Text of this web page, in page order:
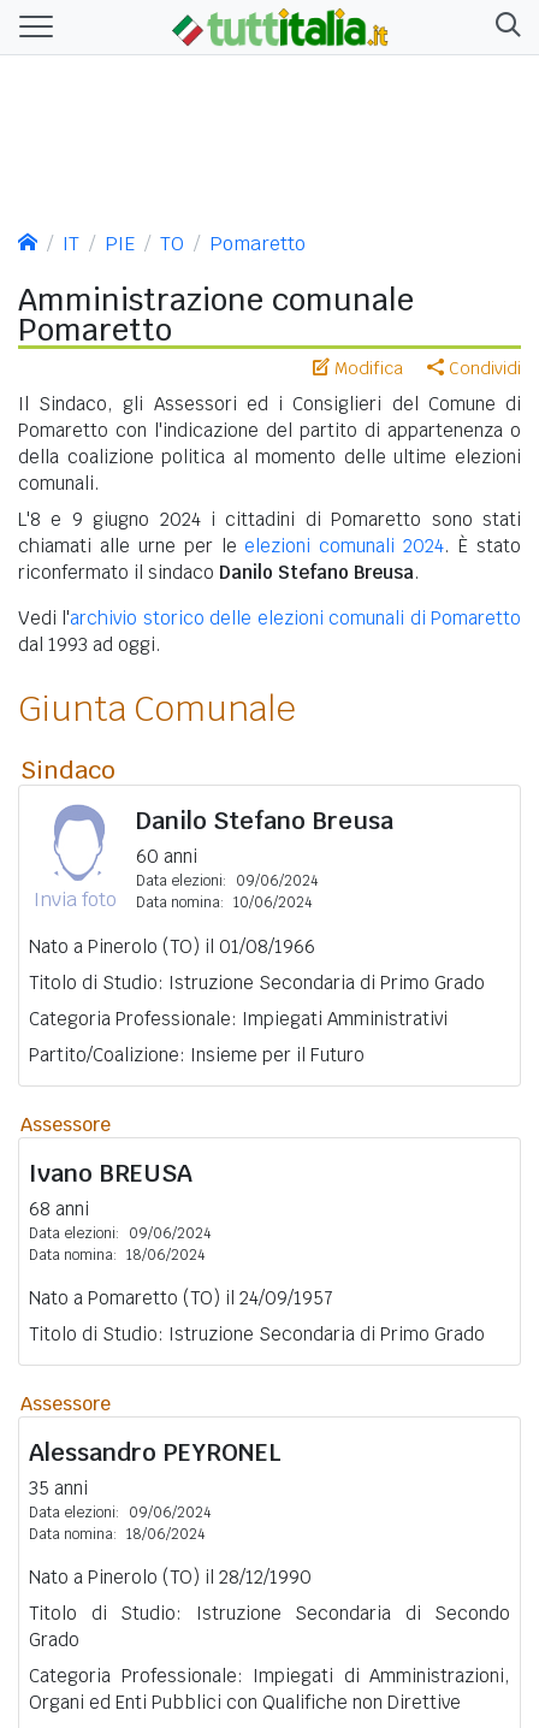
IT PIE TO Pomaretto
Amministrazione comunale
Pomaretto
Modifica Condividi
Il Sindaco, gli Assessori ed i Consiglieri del Comune di
Pomaretto con l'indicazione del partito di appartenenza o
della coalizione politica al momento delle ultime elezioni
comunali.
L'8 e 9 giugno 2024 i cittadini di Pomaretto sono stati
chiamati alle urne per le elezioni comunali 2024. È stato
riconfermato il sindaco Danilo Stefano Breusa.
Vedi l'archivio storico delle elezioni comunali di Pomaretto
dal 1993 ad oggi.
Giunta Comunale
Sindaco
Invia foto
Danilo Stefano Breusa
60 anni
Data elezioni:
09/06/2024
Data nomina: 10/06/2024
Nato a Pinerolo (TO) il 01/08/1966
Titolo di Studio: Istruzione Secondaria di Primo Grado
Categoria Professionale: Impiegati Amministrativi
Partito/Coalizione: Insieme per il Futuro
Assessore
Ivano BREUSA
68 anni
Data elezioni:
09/06/2024
Data nomina: 18/06/2024
Nato a Pomaretto (TO) il 24/09/1957
Titolo di Studio: Istruzione Secondaria di Primo Grado
Assessore
Alessandro PEYRONEL
35 anni
Data elezioni:
09/06/2024
Data nomina: 18/06/2024
Nato a Pinerolo (TO) il 28/12/1990
Titolo di Studio: Istruzione Secondaria di Secondo
Grado
Categoria Professionale: Impiegati di Amministrazioni,
Organi ed Enti Pubblici con Qualifiche non Direttive